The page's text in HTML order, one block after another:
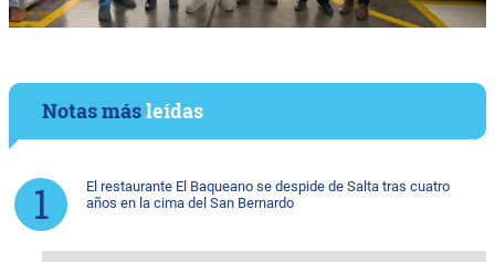
Notas másleídas
El restaurante El Baqueano se despide de Salta tras cuatro
años en la cima del San Bernardo